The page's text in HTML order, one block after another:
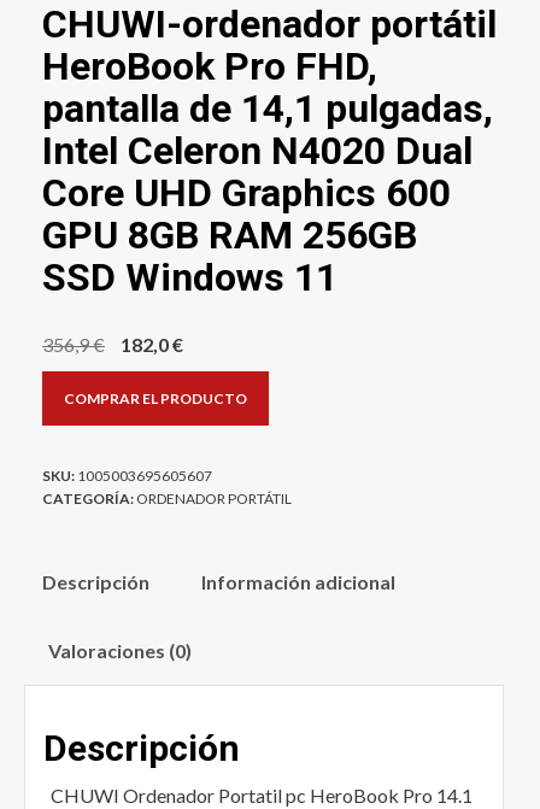
CHUWI-ordenador portátil
HeroBook Pro FHD,
pantalla de 14,1 pulgadas,
Intel Celeron N4020 Dual
Core UHD Graphics 600
GPU 8GB RAM 256GB
SSD Windows 11
356,9€
El
precio
original
182,0€El
precio
actual
COMPRAR EL PRODUCTO
SKU: 1005003695605607
CATEGORÍA: ORDENADOR PORTÁTIL
Descripción Información adicional
Valoraciones (0)
Descripción
CHUWI Ordenador Portatil pc HeroBook Pro 14.1